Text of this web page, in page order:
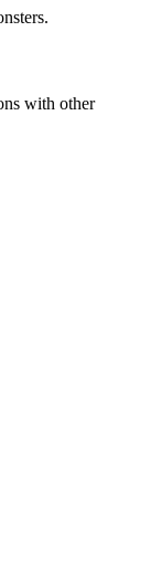
with other